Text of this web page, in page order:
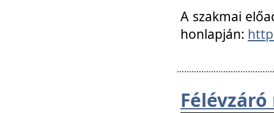
A szakmai
honlapján: